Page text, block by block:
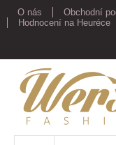
O nás Obchodní
Hodnocení na Heuréce
Werso